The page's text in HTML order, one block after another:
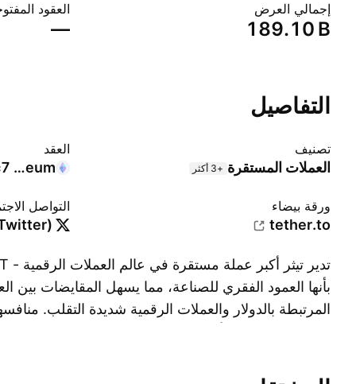
إجمالي العرض
‪189.10 B‬
العقود
—
التفاصيل
تصنيف
العملات المستقرة +3 أكثر
العقد
Ethereum
ورقة بيضاء
tether.to
التواصل
بأنها العمود الفقري للصناعة، مما يسهل المقايضات بين